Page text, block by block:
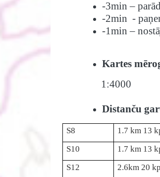
-3min –
-2min -
-1min –
Kartes
1:4000
Distanču
S8 1.7 km 13
S10
1.7 km 13
S12
2.6km 20 kp